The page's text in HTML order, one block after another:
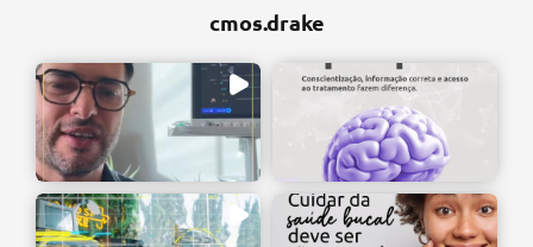
cmos.drake